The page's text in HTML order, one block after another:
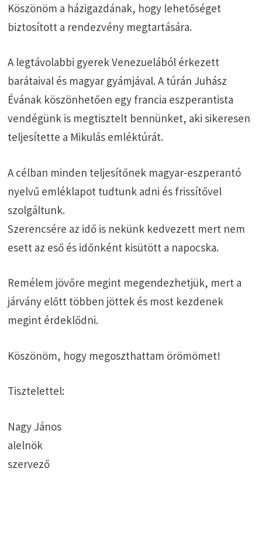
Köszönöm a házigazdának, hogy lehetőséget
biztosított a rendezvény megtartására.
A legtávolabbi gyerek Venezuelából érkezett
barátaival és magyar gyámjával. A túrán Juhász
Évának köszönhetően egy francia eszperantista
vendégünk is megtisztelt bennünket, aki sikeresen
teljesítette a Mikulás emléktúrát.
A célban minden teljesítőnek magyar-eszperantó
nyelvű emléklapot tudtunk adni és frissítővel
szolgáltunk.
Szerencsére az idő is nekünk kedvezett mert nem
esett az eső és időnként kisütött a napocska.
Remélem jövőre megint megendezhetjük, mert a
járvány előtt többen jöttek és most kezdenek
megint érdeklődni.
Köszönöm, hogy megoszthattam örömömet!
Tisztelettel:
Nagy János
alelnök
szervező